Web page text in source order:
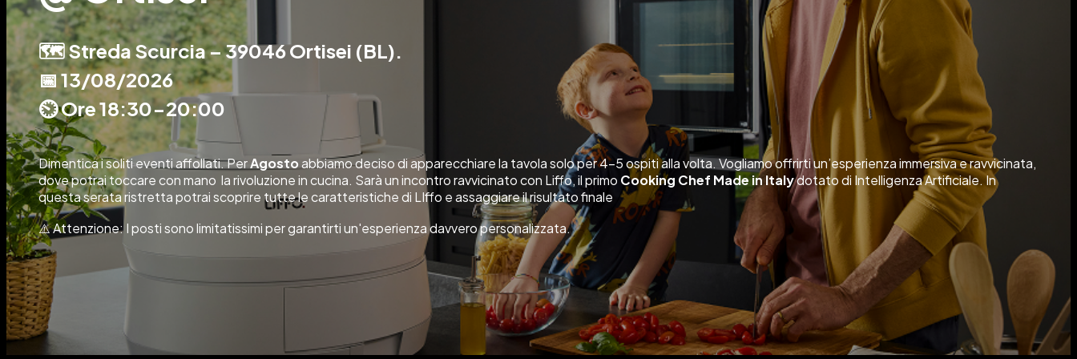
🗺️ Streda Scurcia – 39046 Ortisei (BL).
📅 13/08/2026
⏲️ Ore 18:30-20:00
Dimentica i soliti eventi affollati. PerAgostoabbiamo deciso di apparecchiare la tavola solo per 4-5 ospiti alla volta. Vogliamo offrirti un’esperienza immersiva e ravvicinata,
dove potrai toccare con mano la rivoluzione in cucina. Sarà un incontro ravvicinato con Liffo, il primo Cooking Chef Made in Italydotato di Intelligenza Artificiale. In
questa serata ristretta potrai scoprire tutte le caratteristiche di LIffo e assaggiare il risultato finale
⚠️ Attenzione: I posti sono limitatissimi per garantirti un'esperienza davvero personalizzata.